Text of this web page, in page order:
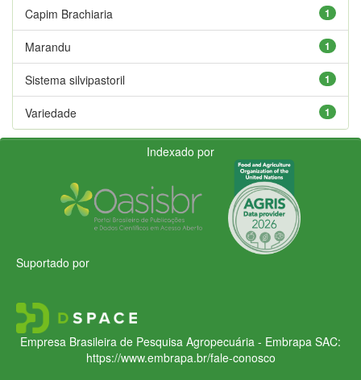
1
Capim Brachiaria
1
Marandu
1
Sistema silvipastoril
1
Variedade
Indexado por
Suportado por
Empresa Brasileira de Pesquisa Agropecuária - Embrapa SAC:
https://www.embrapa.br/fale-conosco